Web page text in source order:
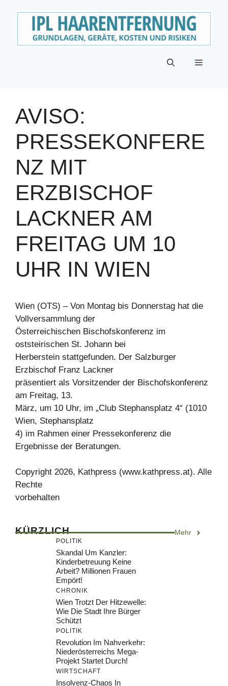
Menü
AVISO:
PRESSEKONFERE
NZ MIT
ERZBISCHOF
LACKNER AM
FREITAG UM 10
UHR IN WIEN
Wien (OTS) – Von Montag bis Donnerstag hat die
Vollversammlung der
Österreichischen Bischofskonferenz im
oststeirischen St. Johann bei
Herberstein stattgefunden. Der Salzburger
Erzbischof Franz Lackner
präsentiert als Vorsitzender der Bischofskonferenz
am Freitag, 13.
März, um 10 Uhr, im „Club Stephansplatz 4“ (1010
Wien, Stephansplatz
4) im Rahmen einer Pressekonferenz die
Ergebnisse der Beratungen.
Copyright 2026, Kathpress (www.kathpress.at). Alle
Rechte
vorbehalten
KÜRZLICH Mehr
POLITIK
Skandal Um Kanzler:
Kinderbetreuung Keine
Arbeit? Millionen Frauen
Empört!
CHRONIK
Wien Trotzt Der Hitzewelle:
Wie Die Stadt Ihre Bürger
Schützt
POLITIK
Revolution Im Nahverkehr:
Niederösterreichs Mega-
Projekt Startet Durch!
WIRTSCHAFT
Insolvenz-Chaos In